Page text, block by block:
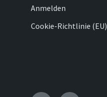
Anmelden
Cookie-Richtlinie (EU)